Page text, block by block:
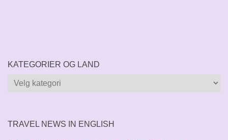
KATEGORIER OG LAND
Kategorier
TRAVEL NEWS IN ENGLISH